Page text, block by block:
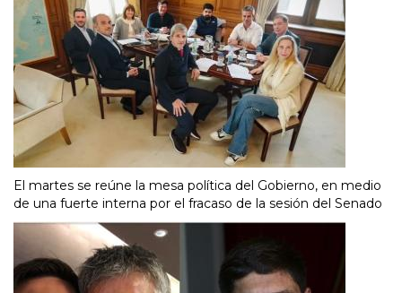
El martes se reúne la mesa política del Gobierno, en medio
de una fuerte interna por el fracaso de la sesión del Senado